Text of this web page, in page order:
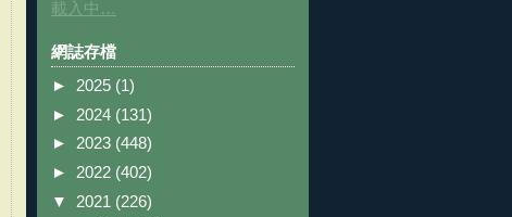
載入中…
網誌存檔
► 2025 (1)
► 2024 (131)
► 2023 (448)
► 2022 (402)
▼ 2021 (226)